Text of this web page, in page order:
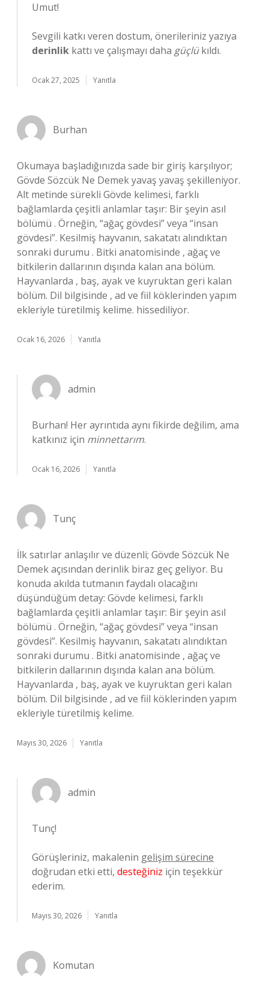
Umut!
Sevgili katkı veren dostum, önerileriniz yazıya
derinlik kattı ve çalışmayı daha güçlükıldı.
Ocak 27, 2025 Yanıtla
Burhan
Okumaya başladığınızda sade bir giriş karşılıyor;
Gövde Sözcük Ne Demek yavaş yavaş şekilleniyor.
Alt metinde sürekli Gövde kelimesi, farklı
bağlamlarda çeşitli anlamlar taşır: Bir şeyin asıl
bölümü . Örneğin, “ağaç gövdesi” veya “insan
gövdesi”. Kesilmiş hayvanın, sakatatı alındıktan
sonraki durumu . Bitki anatomisinde , ağaç ve
bitkilerin dallarının dışında kalan ana bölüm.
Hayvanlarda , baş, ayak ve kuyruktan geri kalan
bölüm. Dil bilgisinde , ad ve fiil köklerinden yapım
ekleriyle türetilmiş kelime. hissediliyor.
Ocak 16, 2026 Yanıtla
admin
Burhan! Her ayrıntıda aynı fikirde değilim, ama
katkınız için minnettarım.
Ocak 16, 2026 Yanıtla
Tunç
İlk satırlar anlaşılır ve düzenli; Gövde Sözcük Ne
Demek açısından derinlik biraz geç geliyor. Bu
konuda akılda tutmanın faydalı olacağını
düşündüğüm detay: Gövde kelimesi, farklı
bağlamlarda çeşitli anlamlar taşır: Bir şeyin asıl
bölümü . Örneğin, “ağaç gövdesi” veya “insan
gövdesi”. Kesilmiş hayvanın, sakatatı alındıktan
sonraki durumu . Bitki anatomisinde , ağaç ve
bitkilerin dallarının dışında kalan ana bölüm.
Hayvanlarda , baş, ayak ve kuyruktan geri kalan
bölüm. Dil bilgisinde , ad ve fiil köklerinden yapım
ekleriyle türetilmiş kelime.
Mayıs 30, 2026 Yanıtla
admin
Tunç!
Görüşleriniz, makalenin gelişim sürecine
doğrudan etki etti, desteğiniz için teşekkür
ederim.
Mayıs 30, 2026 Yanıtla
Komutan